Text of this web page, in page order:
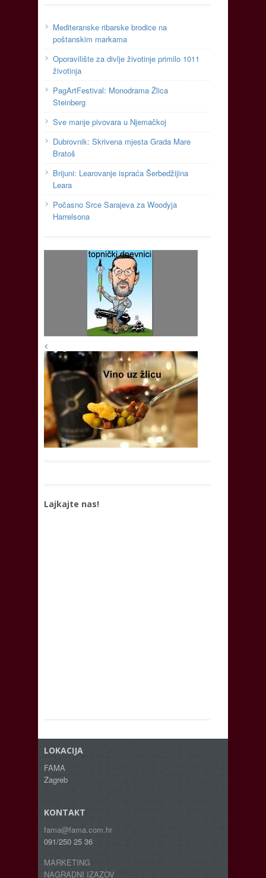
Mediteranske ribarske brodice na
poštanskim markama
Oporavilište za divlje životinje primilo 1011
životinja
PagArtFestival: Monodrama Žlica
Steinberg
Sve manje pivovara u Njemačkoj
Dubrovnik: Skrivena mjesta Grada Mare
Bratoš
Brijuni: Learovanje ispraća Šerbedžijina
Leara
Počasno Srce Sarajeva za Woodyja
Harrelsona
<
Lajkajte nas!
LOKACIJA
FAMA
Zagreb
KONTAKT
fama@fama.com.hr
091/250 25 36
MARKETING
NAGRADNI IZAZOV